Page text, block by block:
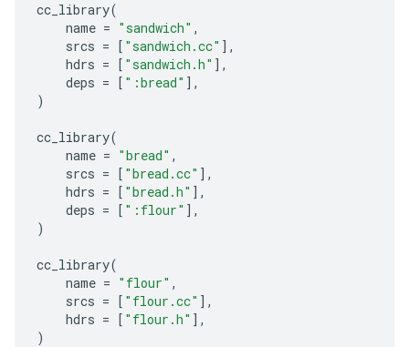
cc_library(
name = "sandwich" ,
srcs = [ "sandwich.cc" ],
hdrs = [ "sandwich.h" ],
deps = [ ":bread" ],
)
cc_library(
name = "bread" ,
srcs = [ "bread.cc" ],
hdrs = [ "bread.h" ],
deps = [ ":flour" ],
)
cc_library(
name = "flour" ,
srcs = [ "flour.cc" ],
hdrs = [ "flour.h" ],
)